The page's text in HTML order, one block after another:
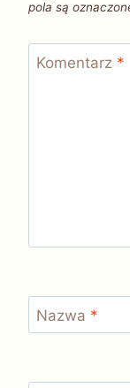
pola są
Komentarz *
Nazwa *